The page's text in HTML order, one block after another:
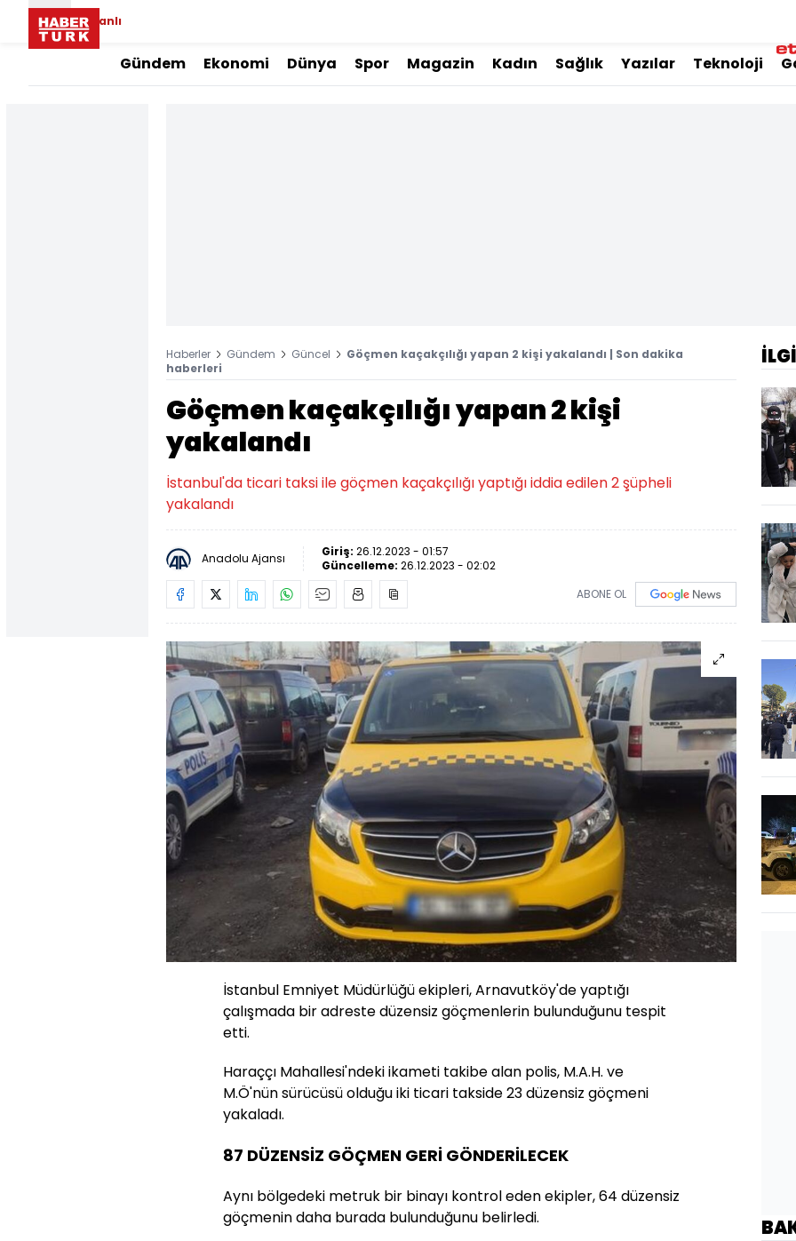
Canlı
Gündem Ekonomi Dünya Spor Magazin Kadın Sağlık Yazılar Teknoloji
Haberler Gündem Güncel
Göçmen kaçakçılığı yapan 2 kişi yakalandı | Son dakika
haberleri
Göçmen kaçakçılığı yapan 2 kişi
yakalandı
İstanbul'da ticari taksi ile göçmen kaçakçılığı yaptığı iddia edilen 2 şüpheli
yakalandı
Anadolu Ajansı Giriş: 26.12.2023 - 01:57
Güncelleme: 26.12.2023 - 02:02
ABONE OL
İstanbul Emniyet Müdürlüğü ekipleri, Arnavutköy'de yaptığı
çalışmada bir adreste düzensiz göçmenlerin bulunduğunu tespit
etti.
Haraççı Mahallesi'ndeki ikameti takibe alan polis, M.A.H. ve
M.Ö'nün sürücüsü olduğu iki ticari takside 23 düzensiz göçmeni
yakaladı.
87 DÜZENSİZ GÖÇMEN GERİ GÖNDERİLECEK
Aynı bölgedeki metruk bir binayı kontrol eden ekipler, 64 düzensiz
göçmenin daha burada bulunduğunu belirledi.